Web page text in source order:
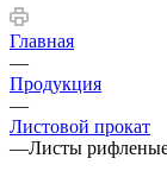
Главная
—
Продукция
—
Листовой прокат
—Листы